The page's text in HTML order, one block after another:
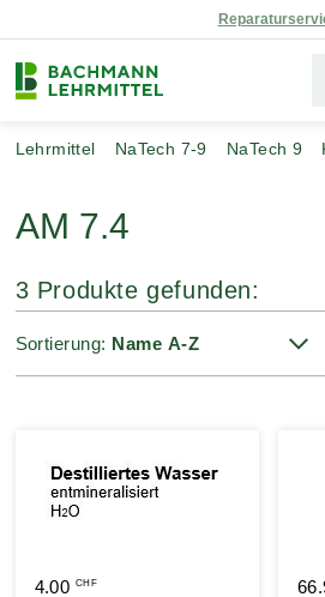
Lehrmittel NaTech 7-9 NaTech 9
AM 7.4
3 Produkte gefunden:
Sortierung:
4.00 CHF